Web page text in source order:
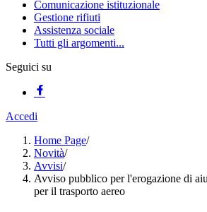
Comunicazione istituzionale
Gestione rifiuti
Assistenza sociale
Tutti gli argomenti...
Seguici su
Accedi
Home Page/
Novità/
Avvisi/
Avviso pubblico per l'erogazione di
per il trasporto aereo